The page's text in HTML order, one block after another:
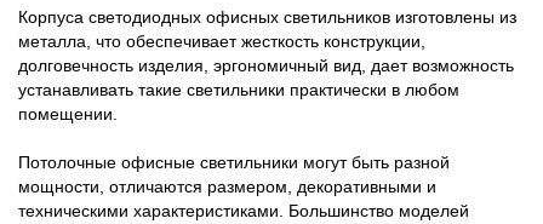
Корпуса светодиодных офисных светильников изготовлены из
металла, что обеспечивает жесткость конструкции,
долговечность изделия, эргономичный вид, дает возможность
устанавливать такие светильники практически в любом
помещении.
Потолочные офисные светильники могут быть разной
мощности, отличаются размером, декоративными и
техническими характеристиками. Большинство моделей